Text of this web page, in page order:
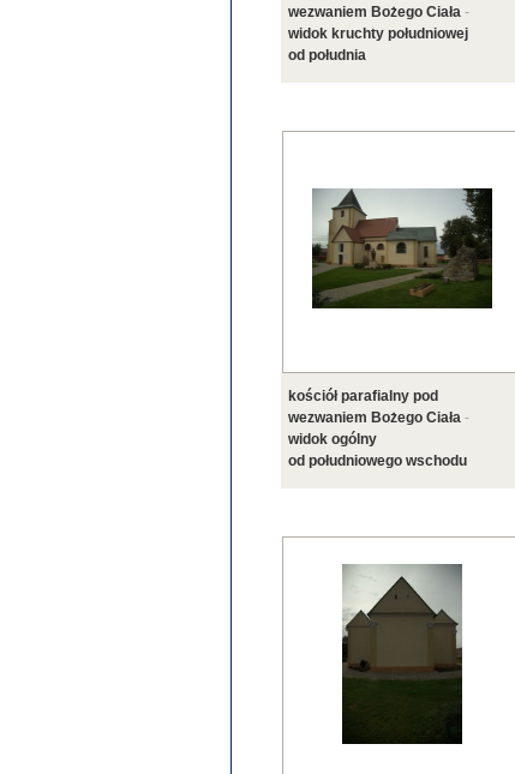
wezwaniem Bożego Ciała -
widok kruchty południowej
od południa
kościół parafialny pod
wezwaniem Bożego Ciała -
widok ogólny
od południowego wschodu